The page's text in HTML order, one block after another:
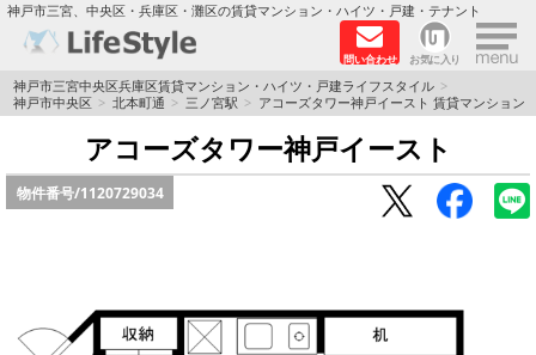
神戸市三宮、中央区・兵庫区・灘区の賃貸マンション・ハイツ・戸建・テナント
問い合わせ お気に入り ×
TOPページ
神戸の単身向けマンション特集
新築物件
保証人不要
神戸市三宮中央区兵庫区賃貸マンション・ハイツ・戸建ライフスタイル
神戸市中央区
北本町通 三ノ宮駅 アコーズタワー神戸イースト 賃貸マンション
アコーズタワー神戸イースト
物件番号/1120729034